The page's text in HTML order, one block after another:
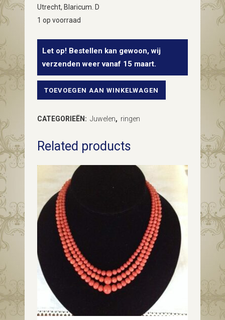
Utrecht, Blaricum. D
1 op voorraad
Let op! Bestellen kan gewoon, wij
verzenden weer vanaf 15 maart.
14
ring
met
roze
toermalijn
en
ct.
briljant
geslepen
diamant
TOEVOEGEN AAN WINKELWAGEN
CATEGORIEËN: Juwelen, ringen
Related products